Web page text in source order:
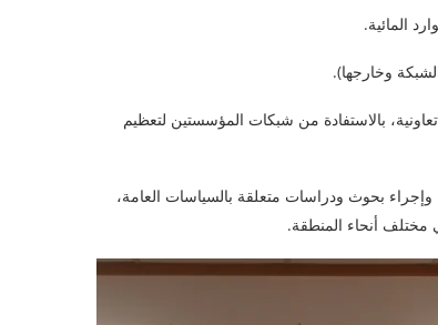
المائية.
وخارجها).
بالاستفادة من شبكات المؤسستين لتعظيم
بحوث ودراسات متعلقة بالسياسات العامة،
أنحاء المنطقة.